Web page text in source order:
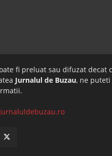
fi preluat sau difuzat decat
Jurnalul de Buzau, ne